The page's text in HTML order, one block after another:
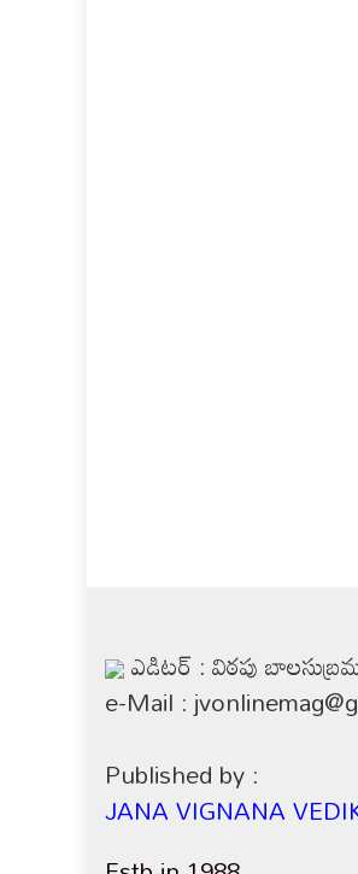
ఎడిటర్ : విఠపు
e-Mail :
Published by :
JANA VIGNANA